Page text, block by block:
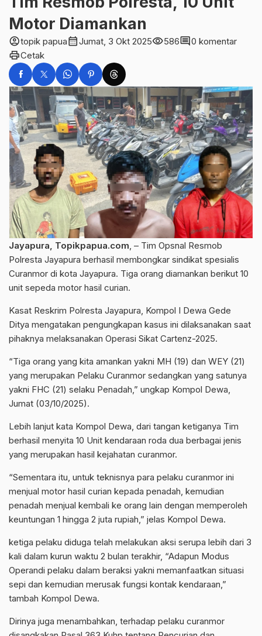
Motor Diamankan
account_circletopik papuacalendar_monthJumat, 3 Okt 2025visibility586comment0 komentar
printCetak
Jayapura, Topikpapua.com , – Tim Opsnal Resmob
Polresta Jayapura berhasil membongkar sindikat spesialis
Curanmor di kota Jayapura. Tiga orang diamankan berikut 10
unit sepeda motor hasil curian.
Kasat Reskrim Polresta Jayapura, Kompol I Dewa Gede
Ditya mengatakan pengungkapan kasus ini dilaksanakan saat
pihaknya melaksanakan Operasi Sikat Cartenz-2025.
“Tiga orang yang kita amankan yakni ⁠MH (19) dan WEY (21)
yang merupakan Pelaku Curanmor sedangkan yang satunya
yakni FHC (21) selaku Penadah,” ungkap Kompol Dewa,
Jumat (03/10/2025).
Lebih lanjut kata Kompol Dewa, dari tangan ketiganya Tim
berhasil menyita 10 Unit kendaraan roda dua berbagai jenis
yang merupakan hasil kejahatan curanmor.
“Sementara itu, untuk teknisnya para pelaku curanmor ini
menjual motor hasil curian kepada penadah, kemudian
penadah menjual kembali ke orang lain dengan memperoleh
keuntungan 1 hingga 2 juta rupiah,” jelas Kompol Dewa.
ketiga pelaku diduga telah melakukan aksi serupa lebih dari 3
kali dalam kurun waktu 2 bulan terakhir, “Adapun Modus
Operandi pelaku dalam beraksi yakni memanfaatkan situasi
sepi dan kemudian merusak fungsi kontak kendaraan,”
tambah Kompol Dewa.
Dirinya juga menambahkan, terhadap pelaku curanmor